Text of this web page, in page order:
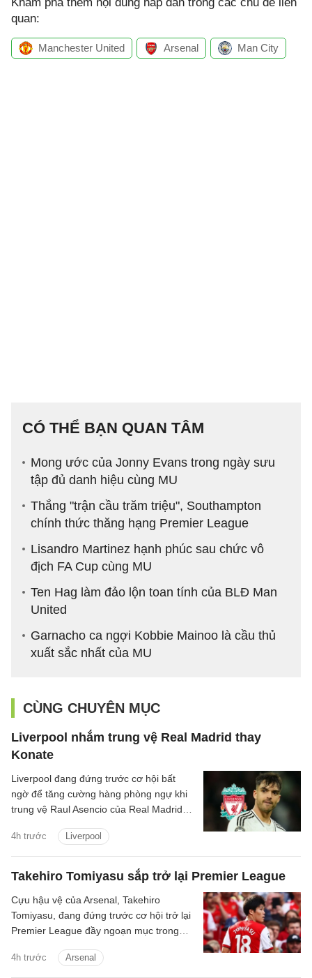
quan:
Manchester United Arsenal Man City
CÓ THỂ BẠN QUAN TÂM
Mong ước của Jonny Evans trong ngày sưu
tập đủ danh hiệu cùng MU
Thắng "trận cầu trăm triệu", Southampton
chính thức thăng hạng Premier League
Lisandro Martinez hạnh phúc sau chức vô
địch FA Cup cùng MU
Ten Hag làm đảo lộn toan tính của BLĐ Man
United
Garnacho ca ngợi Kobbie Mainoo là cầu thủ
xuất sắc nhất của MU
CÙNG CHUYÊN MỤC
Liverpool nhắm trung vệ Real Madrid thay
Konate
4h trước Liverpool
Liverpool đang đứng trước cơ hội bất
ngờ để tăng cường hàng phòng ngự khi
trung vệ Raul Asencio của Real Madrid
trong kỳ chuyển nhượng mùa hè này.
Takehiro Tomiyasu sắp trở lại Premier League
4h trước Arsenal
Cựu hậu vệ của Arsenal, Takehiro
Tomiyasu, đang đứng trước cơ hội trở lại
Premier League đầy ngoạn mục trong